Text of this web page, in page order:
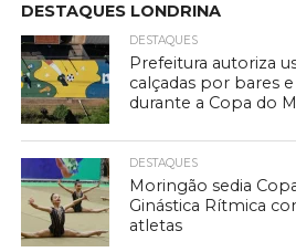
DESTAQUES LONDRINA
DESTAQUES
Prefeitura autoriza
calçadas por bares
durante a Copa do
DESTAQUES
Moringão sedia
Ginástica Rítmica
atletas